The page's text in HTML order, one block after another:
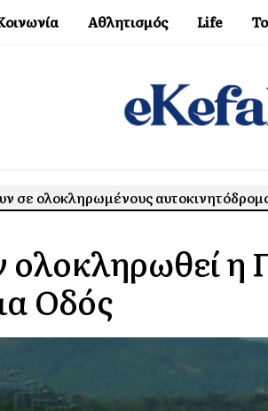
Αθλητισμός Life
σε ολοκληρωμένους
η
Οδός